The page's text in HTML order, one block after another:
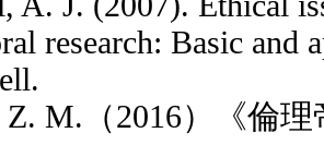
research: Basic
Z. M.（2016）《倫